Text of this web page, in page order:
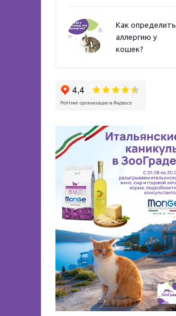
Как определить
аллергию у
кошек?